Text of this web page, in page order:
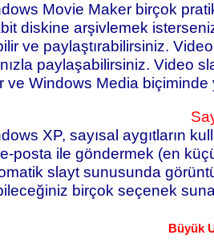
Maker birçok pratik
diskine arşivlemek
ve paylaştırabilirsiniz.
paylaşabilirsiniz. Video
ve Windows Media biçiminde
sayısal aygıtların
posta ile göndermek (en
slayt sunusunda
birçok seçenek
Büyük